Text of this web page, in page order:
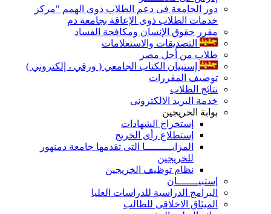
دور الجامعة فى دعم الطلاب ذوى الهمم "مركز
خدمات الطلاب ذوى الإعاقة بجامعة دم
مقرر حقوق الإنسان ومكافحة الفساد
التصديقات والاستعلامات
طلاب من أجل مصر
إستبيان الكتاب الجامعي ( ورقي ، إلكتروني )
توصيف المقررات
نتائج الطلاب
خدمة البريد الالكترونى
بوابة الخريجين
إستخراج الشهادات
إستطلاع رأى الخريج
المزايـــــــــا التى تقدمها جامعة دمنهور
للخريجين
نظام توظيف الخريجين
إستبيـــــــان
البرامج الدراسية للدراسات العليا
الميثاق الاخلاقى للطالب